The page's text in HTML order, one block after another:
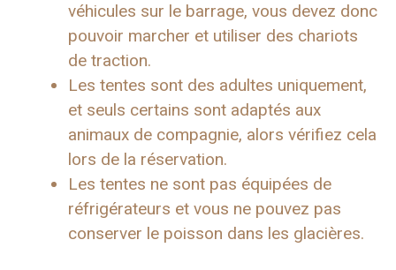
véhicules sur le barrage, vous devez donc
pouvoir marcher et utiliser des chariots
de traction.
Les tentes sont des adultes uniquement,
et seuls certains sont adaptés aux
animaux de compagnie, alors vérifiez cela
lors de la réservation.
Les tentes ne sont pas équipées de
réfrigérateurs et vous ne pouvez pas
conserver le poisson dans les glacières.